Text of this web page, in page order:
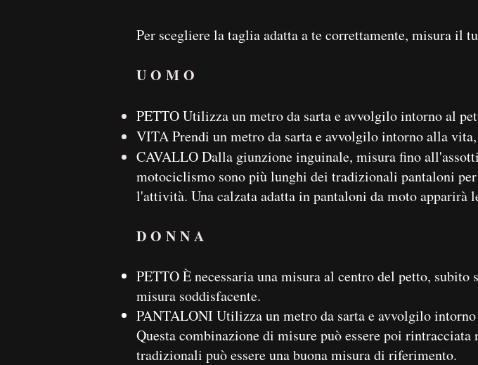
Per scegliere la taglia adatta a te correttamente, misura il
UOMO
PETTO Utilizza un metro da sarta e avvolgilo intorno al
VITA Prendi un metro da sarta e avvolgilo intorno alla
CAVALLO Dalla giunzione inguinale, misura fino
motociclismo sono più lunghi dei tradizionali pantaloni
l'attività. Una calzata adatta in pantaloni da moto apparirà
DONNA
PETTO È necessaria una misura al centro del petto,
misura soddisfacente.
PANTALONI Utilizza un metro da sarta e avvolgilo
Questa combinazione di misure può essere poi
tradizionali può essere una buona misura di riferimento.